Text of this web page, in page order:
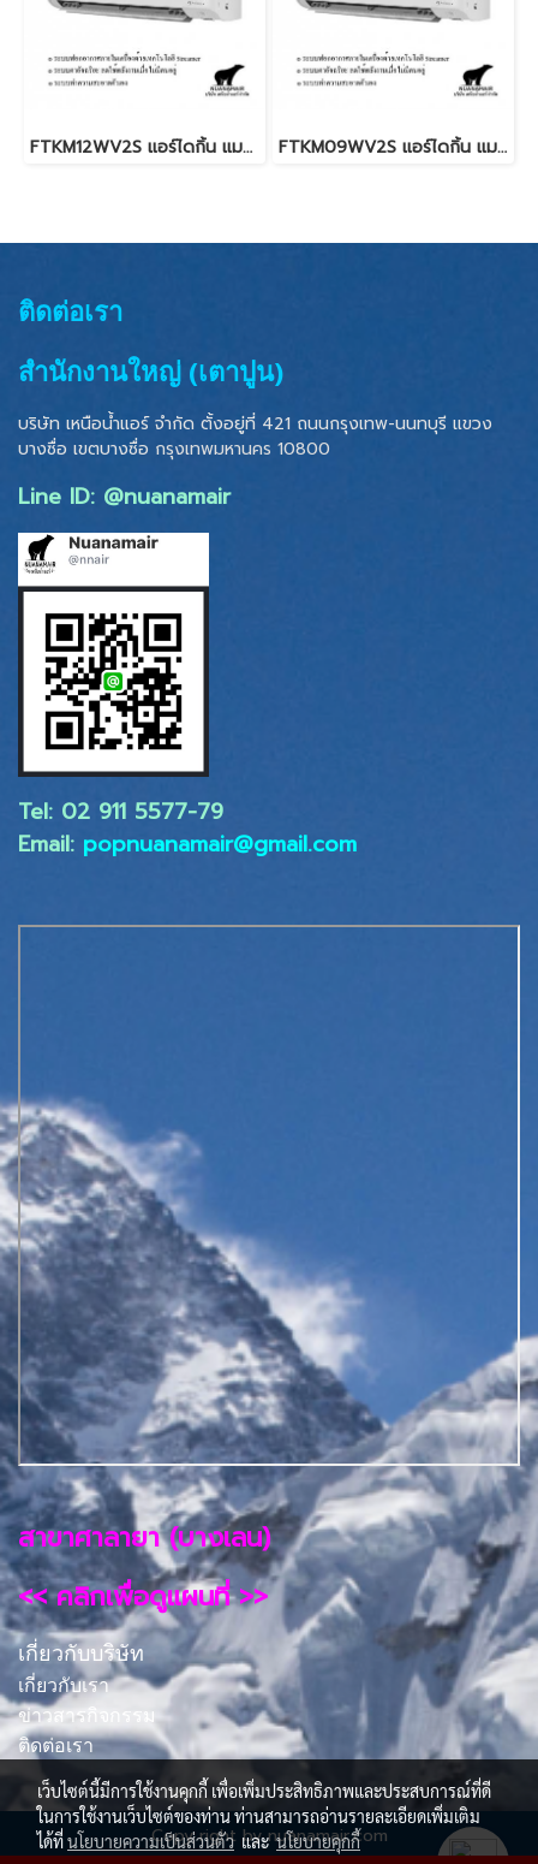
FTKM12WV2S แอร์ไดกิ้น แมกซ์ อินเวอร์เตอร์ น้ำยา R32 12,300 BTU. (DAIKIN MAX INVERTER KM SERIES) พร้อมบริการติดตั้ง FTKM09WV2S แอร์ไดกิ้น แมกซ์ อินเวอร์เตอร์ น้ำยา R32 9,200 BTU. (DAIKIN MAX INVERTER KM SERIES) พร้อมบริการติดตั้ง
ติดต่อเรา
สำนักงานใหญ่ (เตาปูน)
บริษัท เหนือน้ำแอร์ จำกัด ตั้งอยู่ที่ 421 ถนนกรุงเทพ-นนทบุรี แขวง
บางซื่อ เขตบางซื่อ กรุงเทพมหานคร 10800
Line ID: @nuanamair
Tel: 02 ​911 5577-79
Email: popnuanamair@gmail.com
สาขาศาลายา (บางเลน)
<< คลิกเพื่อดูแผนที่ >>
เกี่ยวกับบริษัท
เกี่ยวกับเรา
ข่าวสารกิจกรรม
ติดต่อเรา
Copy right by nuanamair.com
เว็บไซต์นี้มีการใช้งานคุกกี้ เพื่อเพิ่มประสิทธิภาพและประสบการณ์ที่ดี
ในการใช้งานเว็บไซต์ของท่าน ท่านสามารถอ่านรายละเอียดเพิ่มเติม
ได้ที่นโยบายความเป็นส่วนตัวและนโยบายคุกกี้